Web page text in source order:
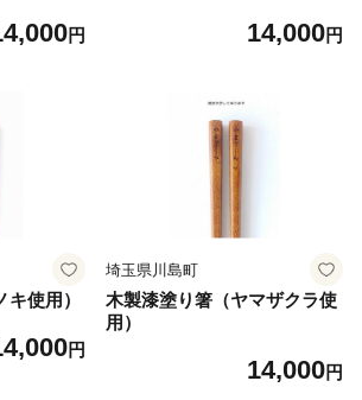
円 14,000円
使用）
円
埼玉県川島町
木製漆塗り箸（ヤマザクラ使
用）
14,000円